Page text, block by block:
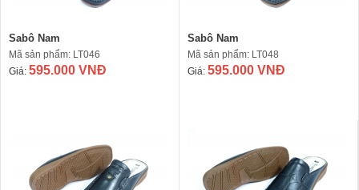
Sabô Nam
Mã sản phẩm: LT046
Giá: 595.000 VNĐ
Sabô Nam
Mã sản phẩm: LT048
Giá: 595.000 VNĐ